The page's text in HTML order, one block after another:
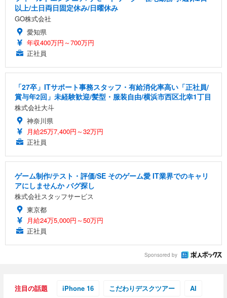
以上/土日両日固定休み/日曜休み
GO株式会社
愛知県
年収400万円～700万円
正社員
「27卒」ITサポート事務スタッフ・有給消化率高い「正社員/
賞与年2回」未経験歓迎/髪型・服装自由/横浜市西区北幸1丁目
株式会社大斗
神奈川県
月給25万7,400円～32万円
正社員
ゲーム制作/テスト・評価/SE そのゲーム愛 IT業界でのキャリ
アにしませんか バグ探し
株式会社スタッフサービス
東京都
月給24万5,000円～50万円
正社員
Sponsored by
注目の話題 iPhone 16 こだわりデスクツアー AI